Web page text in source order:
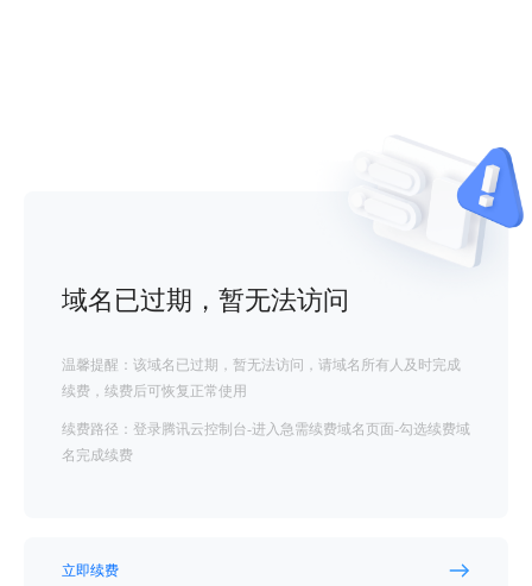
域名已过期，暂无法访问
温馨提醒：该域名已过期，暂无法访问，请域名所有人及时完成
续费，续费后可恢复正常使用
续费路径：登录腾讯云控制台-进入急需续费域名页面-勾选续费域
名完成续费
立即续费